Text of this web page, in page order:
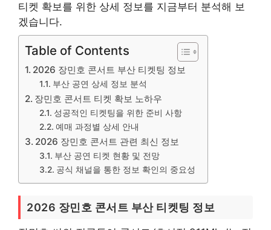
티켓 확보를 위한 상세 정보를 지금부터 분석해 보
겠습니다.
Table of Contents
2026 장민호 콘서트 부산 티켓팅 정보
부산 공연 상세 정보 분석
장민호 콘서트 티켓 확보 노하우
성공적인 티켓팅을 위한 준비 사항
예매 과정별 상세 안내
2026 장민호 콘서트 관련 최신 정보
부산 공연 티켓 현황 및 전망
공식 채널을 통한 정보 확인의 중요성
2026 장민호 콘서트 부산 티켓팅 정보